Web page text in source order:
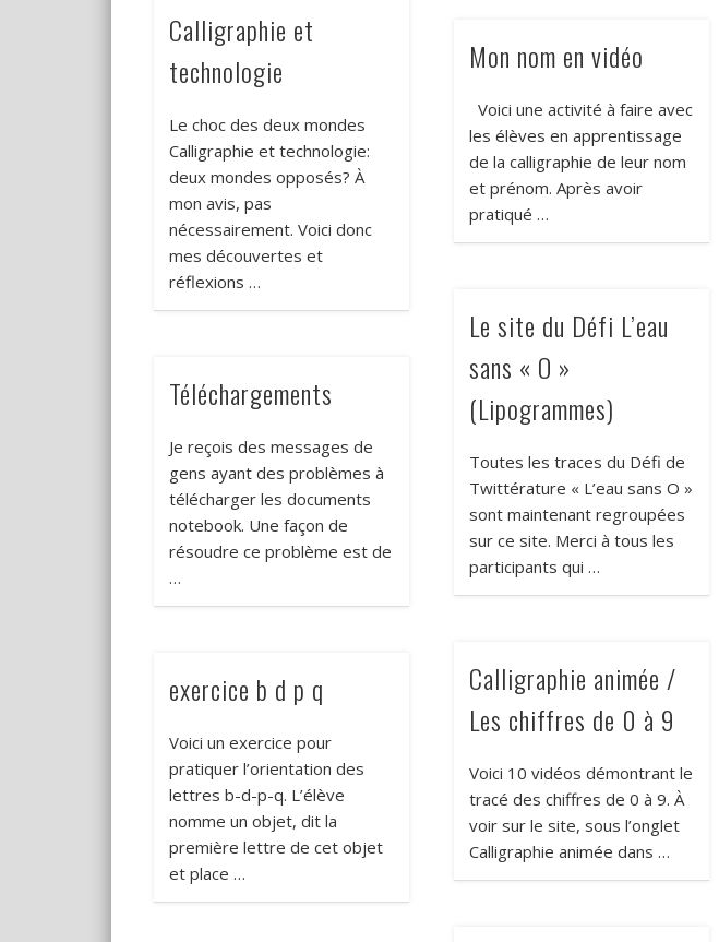
Calligraphie et
technologie
Le choc des deux mondes
Calligraphie et technologie:
deux mondes opposés? À
mon avis, pas
nécessairement. Voici donc
mes découvertes et
réflexions …
Mon nom en vidéo
Voici une activité à faire avec
les élèves en apprentissage
de la calligraphie de leur nom
et prénom. Après avoir
pratiqué …
Le site du Défi L’eau
sans « O »
(Lipogrammes)
Toutes les traces du Défi de
Twittérature « L’eau sans O »
sont maintenant regroupées
sur ce site. Merci à tous les
participants qui …
Téléchargements
Je reçois des messages de
gens ayant des problèmes à
télécharger les documents
notebook. Une façon de
résoudre ce problème est de
…
Calligraphie animée /
Les chiffres de 0 à 9
Voici 10 vidéos démontrant le
tracé des chiffres de 0 à 9. À
voir sur le site, sous l’onglet
Calligraphie animée dans …
exercice b d p q
Voici un exercice pour
pratiquer l’orientation des
lettres b-d-p-q. L’élève
nomme un objet, dit la
première lettre de cet objet
et place …